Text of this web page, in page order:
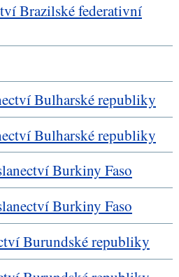
Brazilské federativní
Bulharské republiky
Bulharské republiky
Burkiny Faso
Burkiny Faso
Burundské republiky